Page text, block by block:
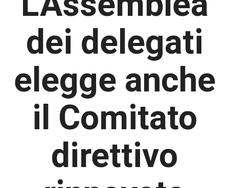
dei delegati
elegge anche
il Comitato
direttivo